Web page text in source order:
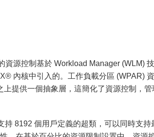
資源控制基於 Workload Manager (WLM)
內核中引入的。工作負載分區 (WPAR)
上提供一個抽象層，這簡化了資源控制，管
持 8192 個用戶定義的超類，可以同時支